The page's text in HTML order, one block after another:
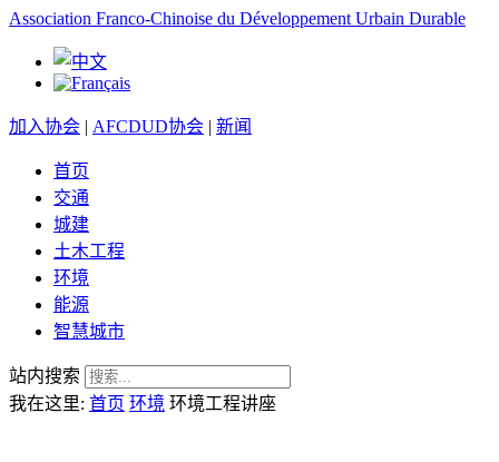
Association Franco-Chinoise du Développement Urbain Durable
加入协会 | AFCDUD协会 | 新闻
首页
交通
城建
土木工程
环境
能源
智慧城市
站内搜索
我在这里: 首页 环境 环境工程讲座